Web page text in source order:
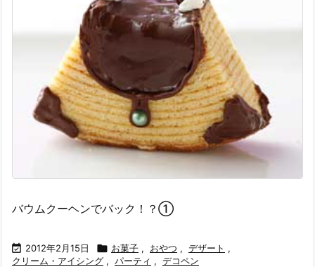
バウムクーヘンでバック！？①
 2012年2月15日  お菓子 , おやつ , デザート ,
クリーム・アイシング , パーティ , デコペン